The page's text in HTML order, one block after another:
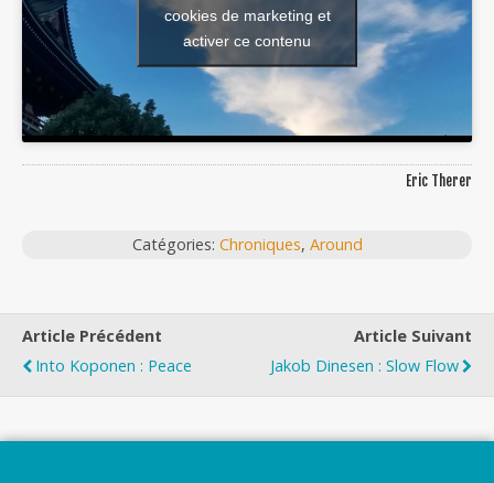
cookies de marketing et
activer ce contenu
Eric Therer
Catégories: Chroniques, Around
Article Précédent
Into Koponen : Peace
Article Suivant
Jakob Dinesen : Slow Flow